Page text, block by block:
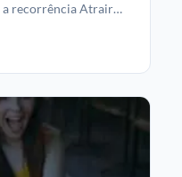
a recorrência Atrair…